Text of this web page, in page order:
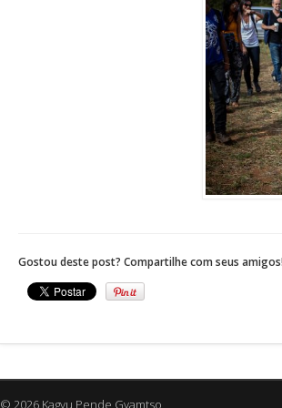
Gostou deste post? Compartilhe com seus
© 2026 Kagyu Pende Gyamtso